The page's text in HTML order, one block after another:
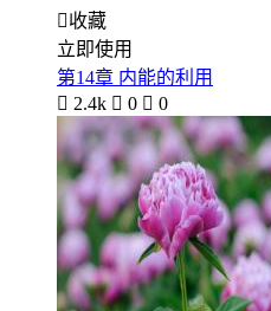
收藏
立即使用
第14章 内能的利用
 2.4k  0  0